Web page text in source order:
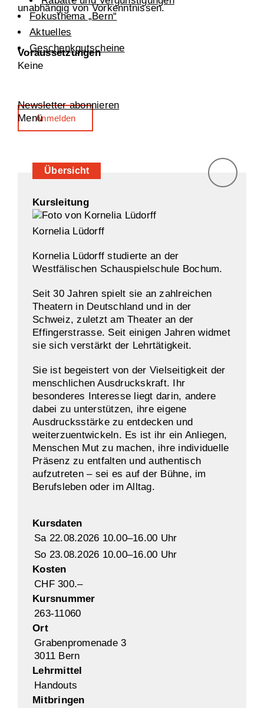
Fokusthema „Bern“
Aktuelles
Geschenkgutscheine
Newsletter abonnieren
Menü
unabhängig von Vorkenntnissen.
Voraussetzungen
Keine
Anmelden
Übersicht
Kursleitung
Kornelia Lüdorff
Kornelia Lüdorff studierte an der
Westfälischen Schauspielschule Bochum.
Seit 30 Jahren spielt sie an zahlreichen
Theatern in Deutschland und in der
Schweiz, zuletzt am Theater an der
Effingerstrasse. Seit einigen Jahren widmet
sie sich verstärkt der Lehrtätigkeit.
Sie ist begeistert von der Vielseitigkeit der
menschlichen Ausdruckskraft. Ihr
besonderes Interesse liegt darin, andere
dabei zu unterstützen, ihre eigene
Ausdrucksstärke zu entdecken und
weiterzuentwickeln. Es ist ihr ein Anliegen,
Menschen Mut zu machen, ihre individuelle
Präsenz zu entfalten und authentisch
aufzutreten – sei es auf der Bühne, im
Berufsleben oder im Alltag.
Kursdaten
Sa 22.08.2026 10.00–16.00 Uhr
So 23.08.2026 10.00–16.00 Uhr
Kosten
CHF 300.–
Kursnummer
263-11060
Ort
Grabenpromenade 3
3011 Bern
Lehrmittel
Handouts
Mitbringen